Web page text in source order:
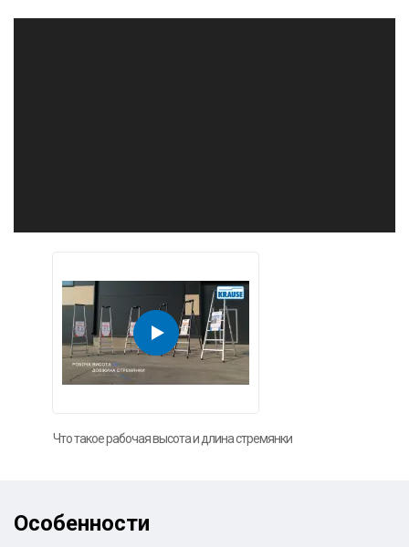
Что такое рабочая высота и длина стремянки
Особенности